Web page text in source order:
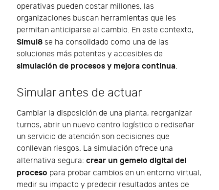
operativas pueden costar millones, las
organizaciones buscan herramientas que les
permitan anticiparse al cambio. En este contexto,
Simul8 se ha consolidado como una de las
soluciones más potentes y accesibles de
simulación de procesos y mejora continua.
Simular antes de actuar
Cambiar la disposición de una planta, reorganizar
turnos, abrir un nuevo centro logístico o rediseñar
un servicio de atención son decisiones que
conllevan riesgos. La simulación ofrece una
alternativa segura: crear un gemelo digital del
proceso para probar cambios en un entorno virtual,
medir su impacto y predecir resultados antes de